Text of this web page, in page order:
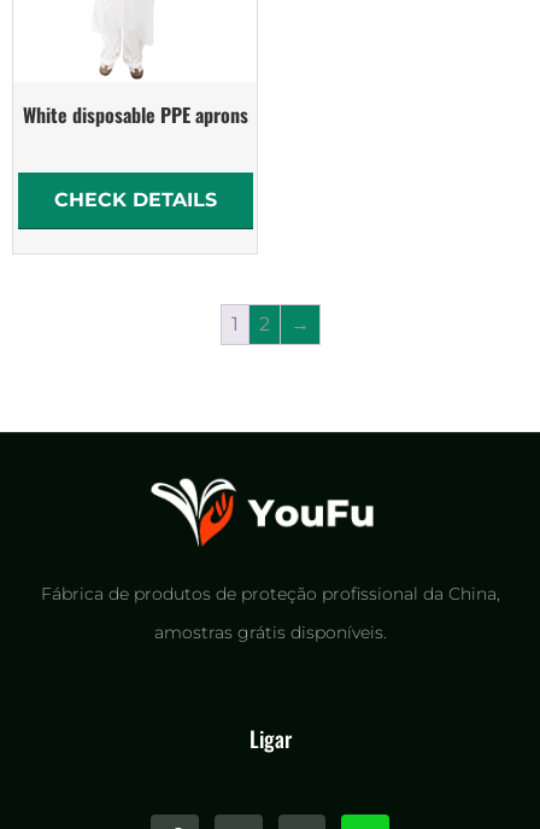
White disposable PPE aprons
CHECK DETAILS
1 2 →
Fábrica de produtos de proteção profissional da China,
amostras grátis disponíveis.
Ligar